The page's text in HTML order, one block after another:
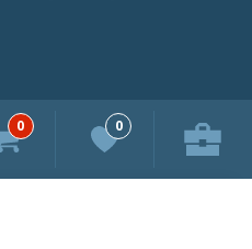
0 0